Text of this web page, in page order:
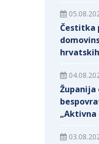
Čestitka
Županija
„Aktivna